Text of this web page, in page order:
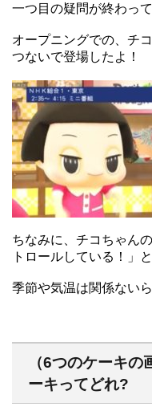
一つ目の疑問が終わっ
オープニングでの、チ
つないで登場したよ！
ちなみに、チコちゃん
トロールしている！」
季節や気温は関係ないら
（6つのケーキ
ーキってどれ?